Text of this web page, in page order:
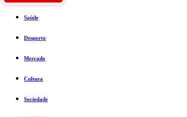
Saúde
Desporto
Mercado
Cultura
Sociedade